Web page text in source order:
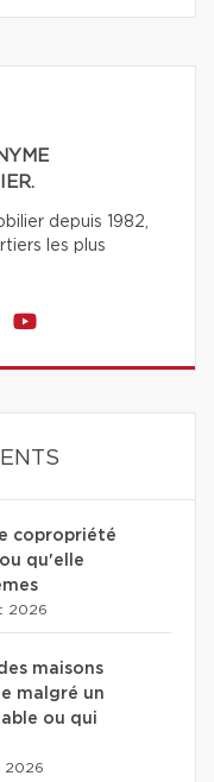
depuis 1982,
les plus
copropriété
qu'elle
2026
maisons
malgré un
ou qui
2026